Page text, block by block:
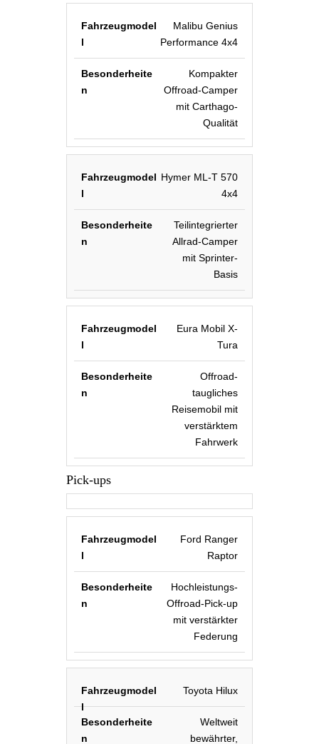
Malibu Genius
Performance 4x4
Kompakter
Offroad-Camper
mit Carthago-
Qualität
Hymer ML-T 570
4x4
Teilintegrierter
Allrad-Camper
mit Sprinter-
Basis
Eura Mobil X-
Tura
Offroad-
taugliches
Reisemobil mit
verstärktem
Fahrwerk
Pick-ups
Ford Ranger
Raptor
Hochleistungs-
Offroad-Pick-up
mit verstärkter
Federung
Toyota Hilux
Weltweit
bewährter,